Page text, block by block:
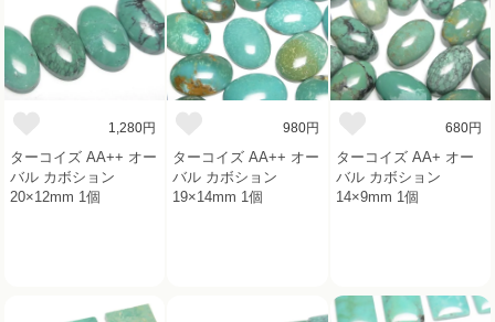
1,280円
ターコイズ AA++ オー
バル カボション
20×12mm 1個
980円
ターコイズ AA++ オー
バル カボション
19×14mm 1個
680円
ターコイズ AA+ オー
バル カボション
14×9mm 1個